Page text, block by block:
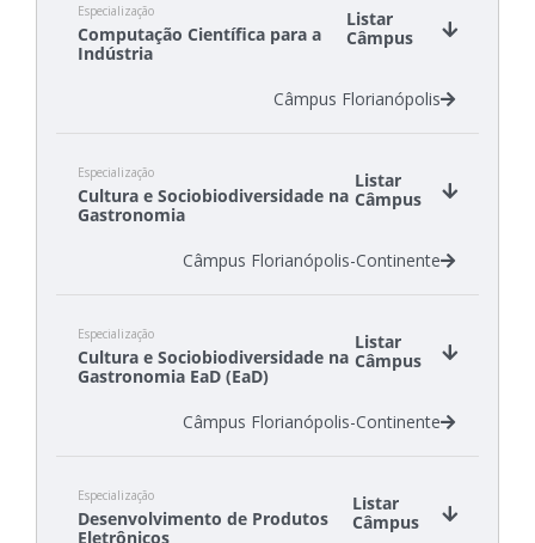
Câmpus Garopaba
Câmpus Itajaí
Especialização
Computação Científica para a
Indústria
Listar
Câmpus
Câmpus Florianópolis
Especialização
Cultura e Sociobiodiversidade na
Gastronomia
Listar
Câmpus
Câmpus Florianópolis-Continente
Especialização
Cultura e Sociobiodiversidade na
Gastronomia EaD (EaD)
Listar
Câmpus
Câmpus Florianópolis-Continente
Especialização
Desenvolvimento de Produtos
Eletrônicos
Listar
Câmpus